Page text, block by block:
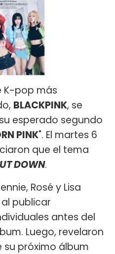
K-pop más
BLACKPINK, se
esperado segundo
PINK". El martes 6
que el tema
DOWN.
Rosé y Lisa
publicar
antes del
Luego, revelaron
próximo álbum